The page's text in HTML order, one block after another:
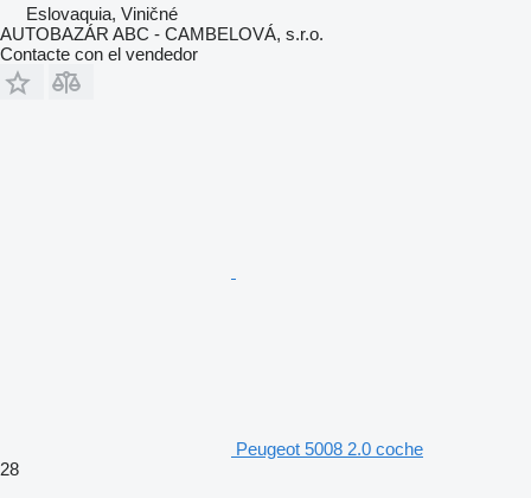
Eslovaquia, Viničné
AUTOBAZÁR ABC - CAMBELOVÁ, s.r.o.
Contacte con el vendedor
Peugeot 5008 2.0 coche
28